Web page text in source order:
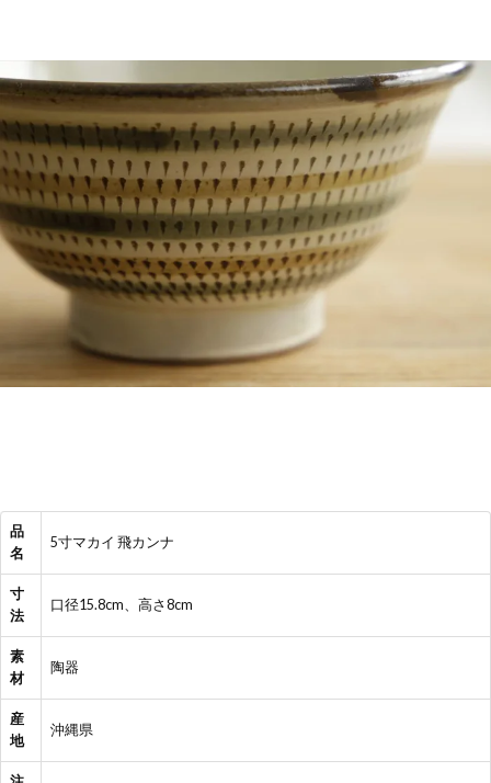
品
名
5寸マカイ 飛カンナ
寸
法
口径15.8cm、高さ8cm
素
材
陶器
産
地
沖縄県